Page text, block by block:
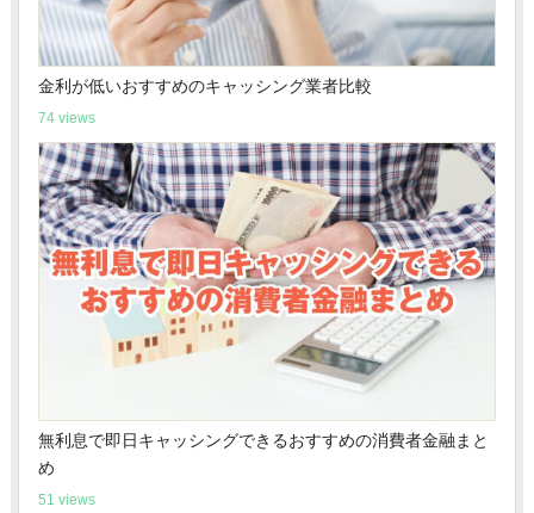
金利が低いおすすめのキャッシング業者比較
74 views
無利息で即日キャッシングできるおすすめの消費者金融まと
め
51 views